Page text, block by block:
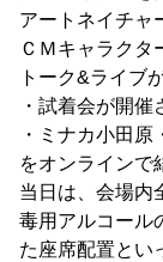
アートネイチャ
ＣＭキャラクタ
トーク&ライブ
・試着会が開
・ミナカ小田原
をオンラインで
当日は、会場内
毒用アルコール
た座席配置とい